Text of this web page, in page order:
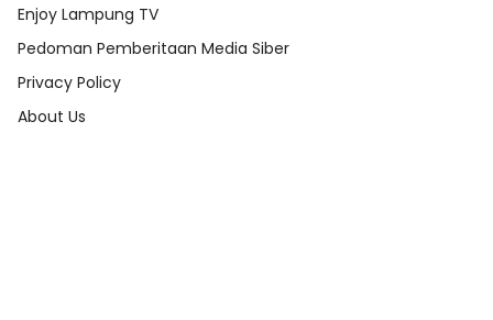
Enjoy Lampung TV
Pedoman Pemberitaan Media Siber
Privacy Policy
About Us